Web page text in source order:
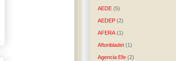
AEDE (5)
AEDEP (2)
AFERA (1)
Aftonbladet (1)
Agencia Efe (2)